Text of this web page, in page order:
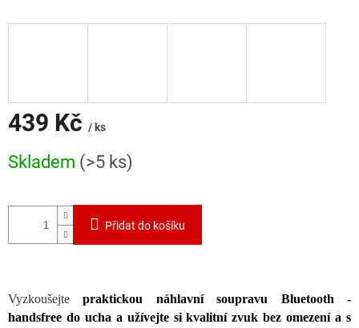
439 Kč / ks
cena:
Skladem (>5 ks)
Přidat do košíku
Vyzkoušejtepraktickou náhlavní soupravu Bluetooth -
handsfree do ucha a užívejte si kvalitní zvuk bez omezení a s